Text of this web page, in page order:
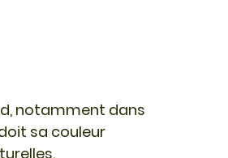
, notamment dans
sa couleur